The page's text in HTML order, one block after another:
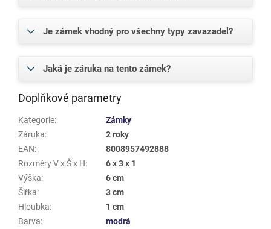
Je zámek vhodný pro všechny typy zavazadel?
Jaká je záruka na tento zámek?
Doplňkové parametry
Kategorie:
Zámky
Záruka:
2 roky
EAN:
8008957492888
Rozměry V x Š x H:
6 x 3 x 1
Výška:
6 cm
Šířka:
3 cm
Hloubka:
1 cm
Barva:
modrá